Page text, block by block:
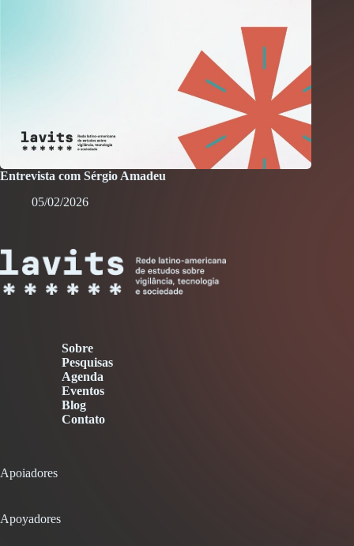
Entrevista com Sérgio Amadeu
05/02/2026
Sobre
Pesquisas
Agenda
Eventos
Blog
Contato
Apoiadores
Apoyadores